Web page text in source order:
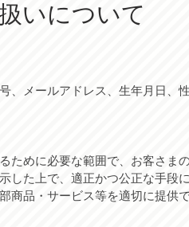
いについて
、メールアドレス、生年月日、
ために必要な範囲で、お客さま
た上で、適正かつ公正な手段に
商品・サービス等を適切に提供